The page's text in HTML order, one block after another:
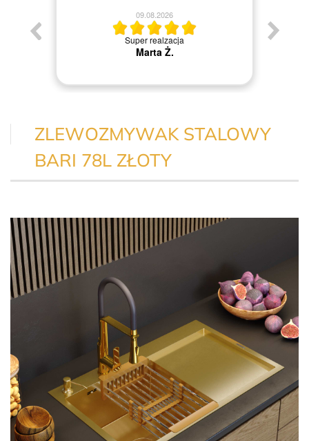
08.08.2026
Jestem zadowolona.
Kinga G.
ZLEWOZMYWAK STALOWY
BARI 78L ZŁOTY